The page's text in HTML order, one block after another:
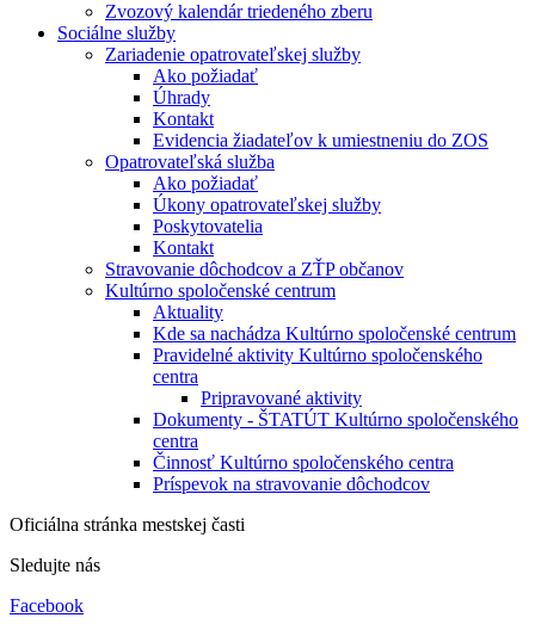
Zvozový kalendár triedeného zberu
Sociálne služby
Zariadenie opatrovateľskej služby
Ako požiadať
Úhrady
Kontakt
Evidencia žiadateľov k umiestneniu do ZOS
Opatrovateľská služba
Ako požiadať
Úkony opatrovateľskej služby
Poskytovatelia
Kontakt
Stravovanie dôchodcov a ZŤP občanov
Kultúrno spoločenské centrum
Aktuality
Kde sa nachádza Kultúrno spoločenské centrum
Pravidelné aktivity Kultúrno spoločenského
centra
Pripravované aktivity
Dokumenty - ŠTATÚT Kultúrno spoločenského
centra
Činnosť Kultúrno spoločenského centra
Príspevok na stravovanie dôchodcov
Oficiálna stránka mestskej časti
Sledujte nás
Facebook